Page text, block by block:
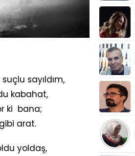
sayıldım,
kabahat,
ki bana;
arat.
yoldaş,